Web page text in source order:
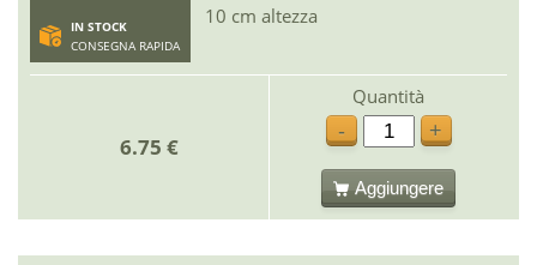
IN STOCK
CONSEGNA RAPIDA
10 cm altezza
6.75 €
Quantità
-
+
Aggiungere